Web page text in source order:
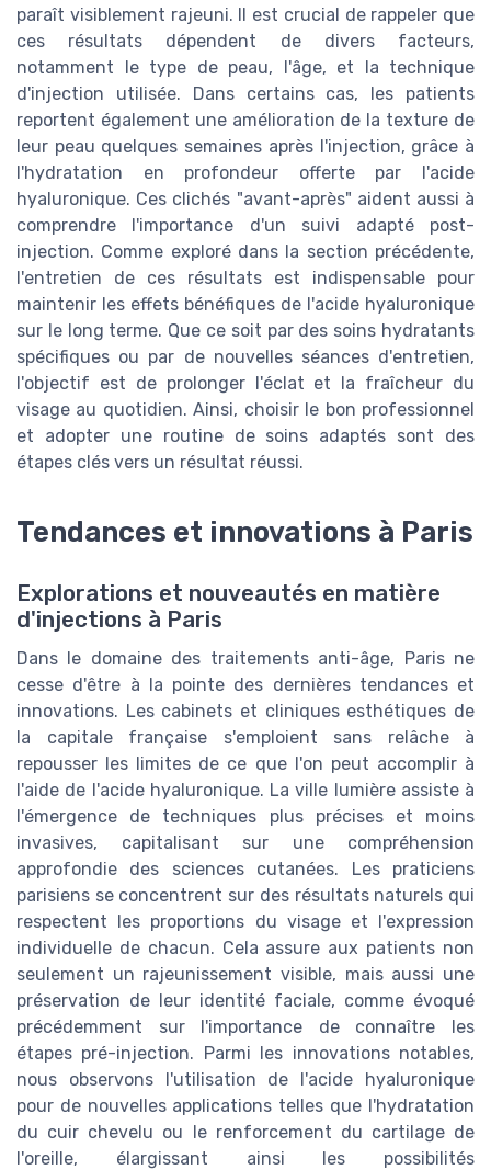
paraît visiblement rajeuni. Il est crucial de rappeler que
ces résultats dépendent de divers facteurs,
notamment le type de peau, l'âge, et la technique
d'injection utilisée. Dans certains cas, les patients
reportent également une amélioration de la texture de
leur peau quelques semaines après l'injection, grâce à
l'hydratation en profondeur offerte par l'acide
hyaluronique. Ces clichés "avant-après" aident aussi à
comprendre l'importance d'un suivi adapté post-
injection. Comme exploré dans la section précédente,
l'entretien de ces résultats est indispensable pour
maintenir les effets bénéfiques de l'acide hyaluronique
sur le long terme. Que ce soit par des soins hydratants
spécifiques ou par de nouvelles séances d'entretien,
l'objectif est de prolonger l'éclat et la fraîcheur du
visage au quotidien. Ainsi, choisir le bon professionnel
et adopter une routine de soins adaptés sont des
étapes clés vers un résultat réussi.
Tendances et innovations à Paris
Explorations et nouveautés en matière
d'injections à Paris
Dans le domaine des traitements anti-âge, Paris ne
cesse d'être à la pointe des dernières tendances et
innovations. Les cabinets et cliniques esthétiques de
la capitale française s'emploient sans relâche à
repousser les limites de ce que l'on peut accomplir à
l'aide de l'acide hyaluronique. La ville lumière assiste à
l'émergence de techniques plus précises et moins
invasives, capitalisant sur une compréhension
approfondie des sciences cutanées. Les praticiens
parisiens se concentrent sur des résultats naturels qui
respectent les proportions du visage et l'expression
individuelle de chacun. Cela assure aux patients non
seulement un rajeunissement visible, mais aussi une
préservation de leur identité faciale, comme évoqué
précédemment sur l'importance de connaître les
étapes pré-injection. Parmi les innovations notables,
nous observons l'utilisation de l'acide hyaluronique
pour de nouvelles applications telles que l'hydratation
du cuir chevelu ou le renforcement du cartilage de
l'oreille, élargissant ainsi les possibilités